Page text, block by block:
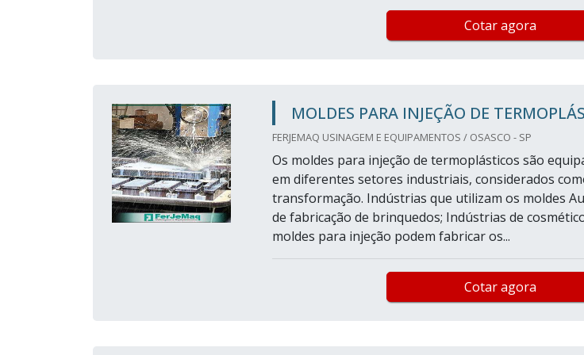
Cotar agora
MOLDES PARA INJEÇÃO DE
FERJEMAQ USINAGEM E EQUIPAMENTOS / OSASCO - SP
Os moldes para injeção de termoplásticos são
em diferentes setores industriais, considerados
transformação. Indústrias que utilizam os moldes
de fabricação de brinquedos; Indústrias de
moldes para injeção podem fabricar os...
Cotar agora